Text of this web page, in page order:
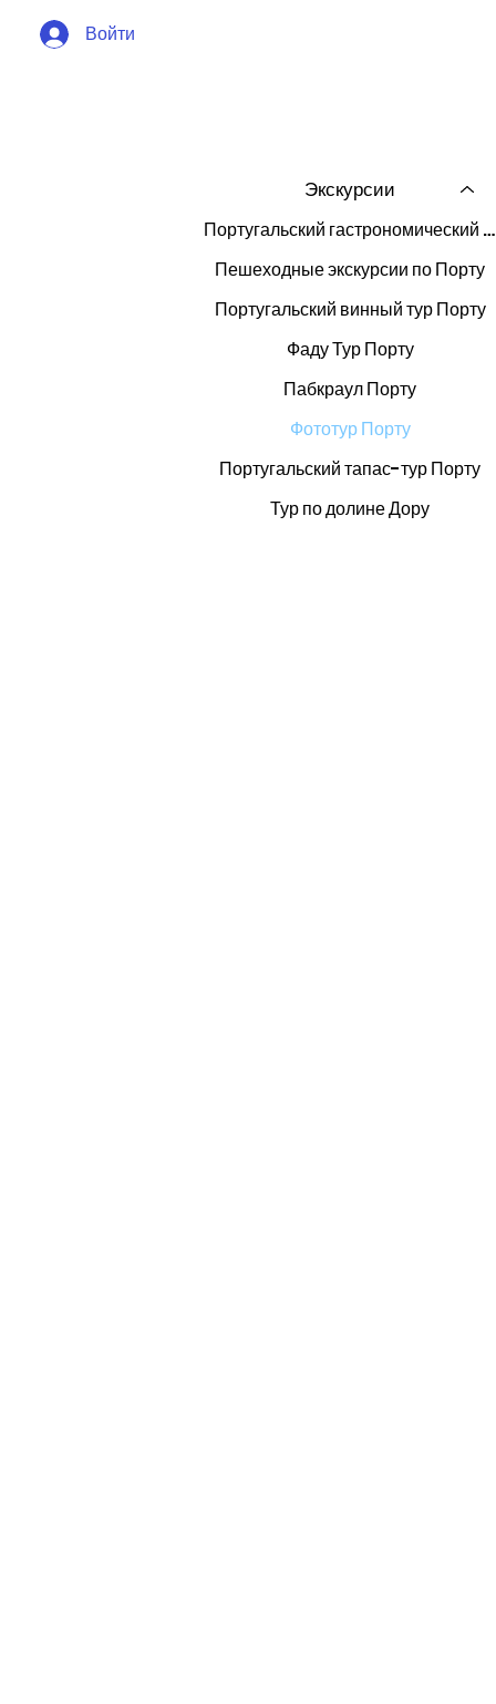
Войти
Экскурсии
Португальский гастрономический тур Порту
Пешеходные экскурсии по Порту
Португальский винный тур Порту
Фаду Тур Порту
Пабкраул Порту
Фототур Порту
Португальский тапас-тур Порту
Тур по долине Дору